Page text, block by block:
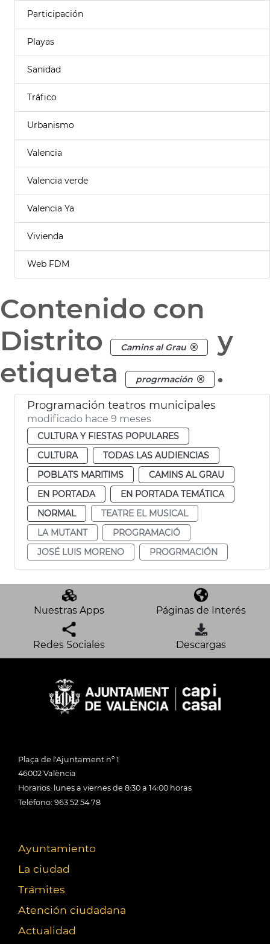
Participación
Playas
Sanidad
Tráfico
Urbanismo
Valencia
Valencia verde
Valencia Ya
Vivienda
Web FDM
Contenido con
Distrito
Camins al Grau
y
etiqueta
progrmación .
Programación teatros municipales
modificado hace 9 meses
CULTURA Y FIESTAS POPULARES
CULTURA
TODAS LAS AUDIENCIAS
POBLATS MARITIMS
CAMINS AL GRAU
EN PORTADA
EN PORTADA TEMÁTICA
NORMAL
TEATRE EL MUSICAL
LA MUTANT
PROGRAMACIÓ
JOSÉ LUIS MORENO
PROGRMACIÓN
Nuestras Apps Páginas de Interés
Redes Sociales Descargas
Plaça de l'Ajuntament nº 1
46002 València
Horarios: lunes a viernes de 8:30 a 14:00 horas
Teléfono: 963 52 54 78
Ayuntamiento
La ciudad
Trámites
Atención ciudadana
Actualidad